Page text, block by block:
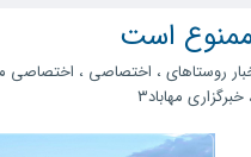
ممنوع است
روستاهای ، اختصاصی ، اختصاصی
،خبرگزاری مهاباد۳